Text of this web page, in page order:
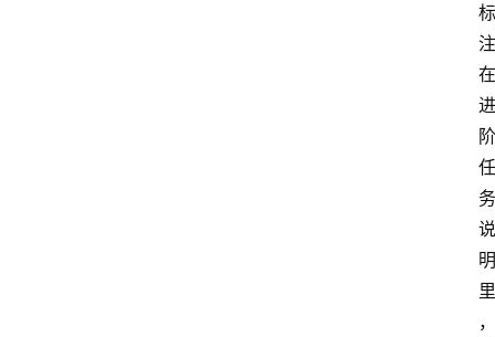
标
注
在
进
阶
任
务
说
明
里
，